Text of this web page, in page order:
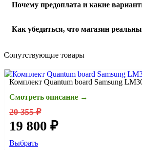
При получении осмотрите упаковку и
Почему предоплата и какие
Работаем по предоплате: от 20%
Как убедиться, что магазин
На сайте есть контакты и реквизиты.
Сопутствующие товары
Комплект Quantum board Samsung
Смотреть описание →
20 355 ₽
19 800 ₽
Выбрать